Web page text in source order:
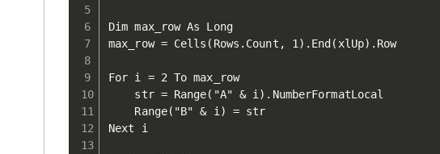
Dim max_row As Long
max_row = Cells(Rows.Count, 1).End(xlUp).Row
For i = 2 To max_row
    str = Range("A" & i).NumberFormatLocal
    Range("B" & i) = str
Next i